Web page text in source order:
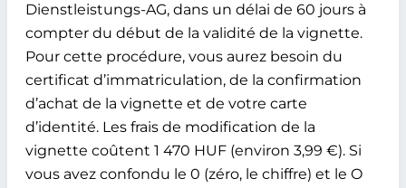
Dienstleistungs-AG, dans un délai de 60 jours à
compter du début de la validité de la vignette.
Pour cette procédure, vous aurez besoin du
certificat d’immatriculation, de la confirmation
d’achat de la vignette et de votre carte
d’identité. Les frais de modification de la
vignette coûtent 1 470 HUF (environ 3,99 €). Si
vous avez confondu le 0 (zéro, le chiffre) et le O